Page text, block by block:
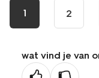
1 2
wat vind je van